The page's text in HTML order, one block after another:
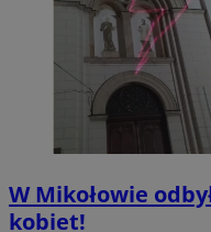
W Mikołowie
kobiet!